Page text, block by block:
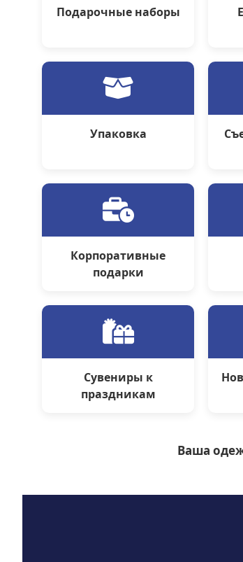
Подарочные наборы
Упаковка
Корпоративные
подарки
Сувениры к
праздникам
Ваша